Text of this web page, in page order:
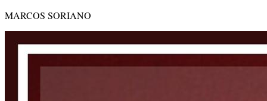
MARCOS SORIANO